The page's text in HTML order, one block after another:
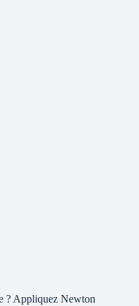
? Appliquez Newton